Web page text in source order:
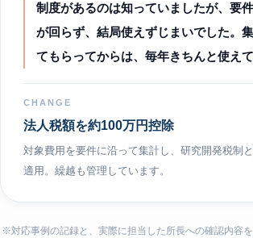
制度があるのは知っていましたが、要
が回らず、結局使えずじまいでした。
てもらってからは、毎年きちんと使えて
CHANGE
法人税額を約100万円控除
対象費用を要件に沿って集計し、研究開発税制
適用。繰越も管理しています。
※対応事例の記録と、実際に担当した所長への確認内容